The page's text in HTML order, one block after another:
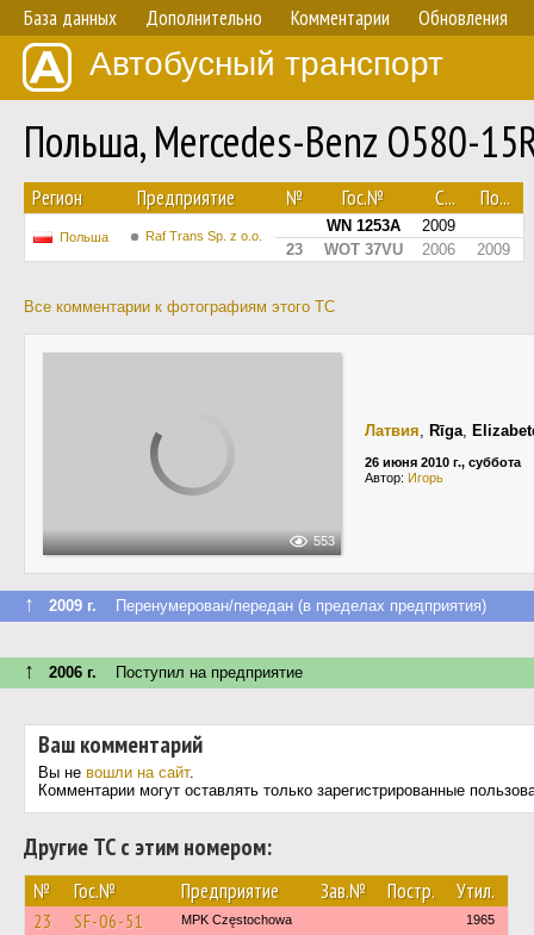
База данных Дополнительно Комментарии Обновления
Автобусный транспорт
Польша, Mercedes-Benz O580-
Регион Предприятие № Гос.№ С... По...
Польша Raf Trans Sp. z o.o.
WN 1253A
2009
23
WOT 37VU 2006 2009
Все комментарии к фотографиям этого ТС
553
Латвия, Rīga,
26 июня 2010 г., суббота
Автор: Игорь
↑ 2009 г. Перенумерован/передан (в пределах предприятия)
↑ 2006 г. Поступил на предприятие
Ваш комментарий
Вы не вошли на сайт.
Комментарии могут оставлять только зарегистрированные
Другие ТС с этим номером:
№ Гос.№ Предприятие Зав.№ Постр. Утил.
23 SF-06-51 MPK Częstochowa 1965